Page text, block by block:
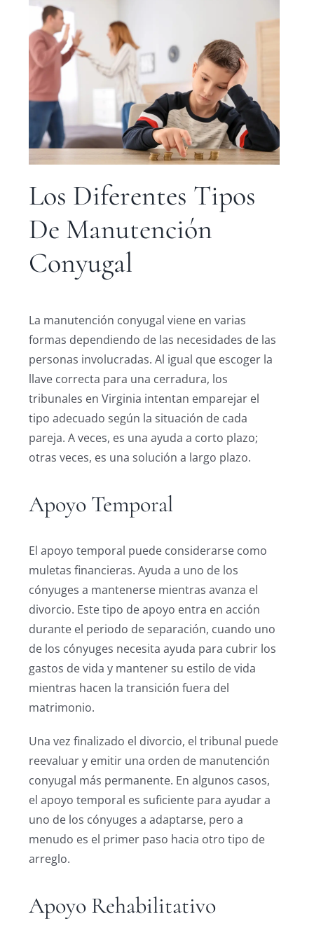
Los Diferentes Tipos
De Manutención
Conyugal
La manutención conyugal viene en varias
formas dependiendo de las necesidades de las
personas involucradas. Al igual que escoger la
llave correcta para una cerradura, los
tribunales en Virginia intentan emparejar el
tipo adecuado según la situación de cada
pareja. A veces, es una ayuda a corto plazo;
otras veces, es una solución a largo plazo.
Apoyo Temporal
El apoyo temporal puede considerarse como
muletas financieras. Ayuda a uno de los
cónyuges a mantenerse mientras avanza el
divorcio. Este tipo de apoyo entra en acción
durante el periodo de separación, cuando uno
de los cónyuges necesita ayuda para cubrir los
gastos de vida y mantener su estilo de vida
mientras hacen la transición fuera del
matrimonio.
Una vez finalizado el divorcio, el tribunal puede
reevaluar y emitir una orden de manutención
conyugal más permanente. En algunos casos,
el apoyo temporal es suficiente para ayudar a
uno de los cónyuges a adaptarse, pero a
menudo es el primer paso hacia otro tipo de
arreglo.
Apoyo Rehabilitativo